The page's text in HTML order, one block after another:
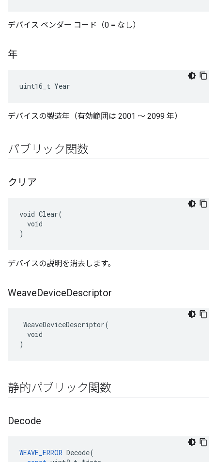
デバイス ベンダー コード（0 = なし）
年
uint16_t Year
デバイスの製造年（有効範囲は 2001 ～ 2099 年）
パブリック関数
クリア
void Clear(
  void
)
デバイスの説明を消去します。
WeaveDeviceDescriptor
WeaveDeviceDescriptor(
  void
)
静的パブリック関数
Decode
WEAVE_ERROR Decode(